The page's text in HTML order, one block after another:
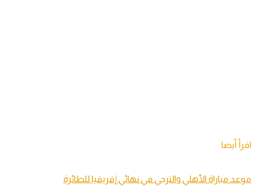
اقرأ أيضا
موعد مباراة الأهلي والترجي في نهائي إفريقيا للطائرة